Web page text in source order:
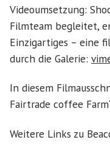
Videoumsetzung:
Filmteam begleitet,
Einzigartiges – eine
durch die Galerie:
In diesem
Fairtrade coffee
Weitere Links zu